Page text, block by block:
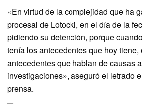
«En virtud de la complejidad que ha
procesal de Lotocki, en el día de la
pidiendo su detención, porque
tenía los antecedentes que hoy tiene,
antecedentes que hablan de causas
investigaciones», aseguró el letrado
prensa.